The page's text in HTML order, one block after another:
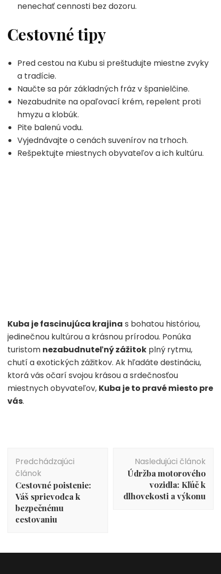
nenechať cennosti bez dozoru.
Cestovné tipy
Pred cestou na Kubu si preštudujte miestne zvyky
a tradície.
Naučte sa pár základných fráz v španielčine.
Nezabudnite na opaľovací krém, repelent proti
hmyzu a klobúk.
Pite balenú vodu.
Vyjednávajte o cenách suvenírov na trhoch.
Rešpektujte miestnych obyvateľov a ich kultúru.
Kuba je fascinujúca krajina s bohatou históriou,
jedinečnou kultúrou a krásnou prírodou. Ponúka
turistom nezabudnuteľný zážitok plný rytmu,
chutí a exotických zážitkov. Ak hľadáte destináciu,
ktorá vás očarí svojou krásou a srdečnosťou
miestnych obyvateľov, Kuba je to pravé miesto pre
vás.
Navigácia
článku
Predchádzajúci
článok
Cestovné poistenie:
Váš sprievodca k
bezpečnému
cestovaniu
Nasledujúci článok
Údržba motorového
vozidla: Kľúč k
dlhovekosti a výkonu